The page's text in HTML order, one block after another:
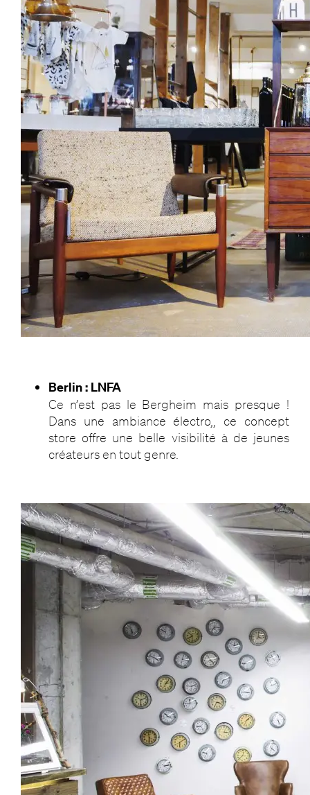
Berlin : LNFA
Ce n’est pas le Bergheim mais presque !
Dans une ambiance électro,, ce concept
store offre une belle visibilité à de jeunes
créateurs en tout genre.